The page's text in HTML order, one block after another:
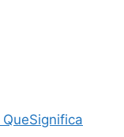
QueSignifica